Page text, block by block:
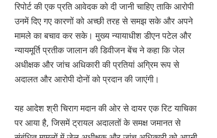
रिपोर्ट की एक प्रति आवेदक को दी जानी चाहिए ताकि आरोपी
उनमें दिए गए कारणों को अच्छी तरह से समझ सके और अपने
मामले का बचाव कर सके। मुख्य न्यायाधीश डीएन पटेल और
न्यायमूर्ति प्रतीक जालान की डिवीजन बेंच ने कहा कि जेल
अधीक्षक और जांच अधिकारी की प्रतियां अग्रिम रूप से
अदालत और आरोपी दोनों को प्रदान की जाएंगी।
यह आदेश श्री चिराग मदान की ओर से दायर एक रिट याचिका
पर आया है, जिसमें ट्रायल अदालतों के समक्ष जमानत से